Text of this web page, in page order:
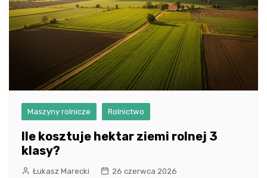
Maszyny rolnicze Rolnictwo
Ile kosztuje hektar ziemi rolnej 3
klasy?
Łukasz Marecki 26 czerwca 2026